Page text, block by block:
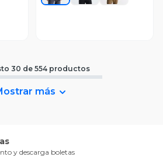
30 de 554 productos
más
y descarga boletas